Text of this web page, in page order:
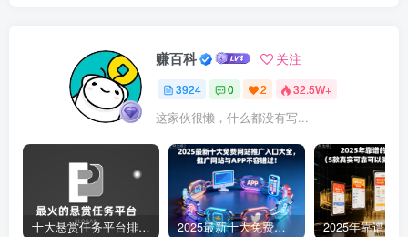
赚百科 关注
3924 0 2 32.5W+
这家伙很懒，什么都没有写...
十大悬赏任务平台排行榜（全网最好的悬赏任务平台） 2025最新十大免费网站推广入口大全，推广网站与APP不容错过！